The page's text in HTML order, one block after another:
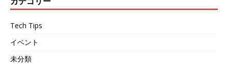
Tech Tips
イベント
未分類